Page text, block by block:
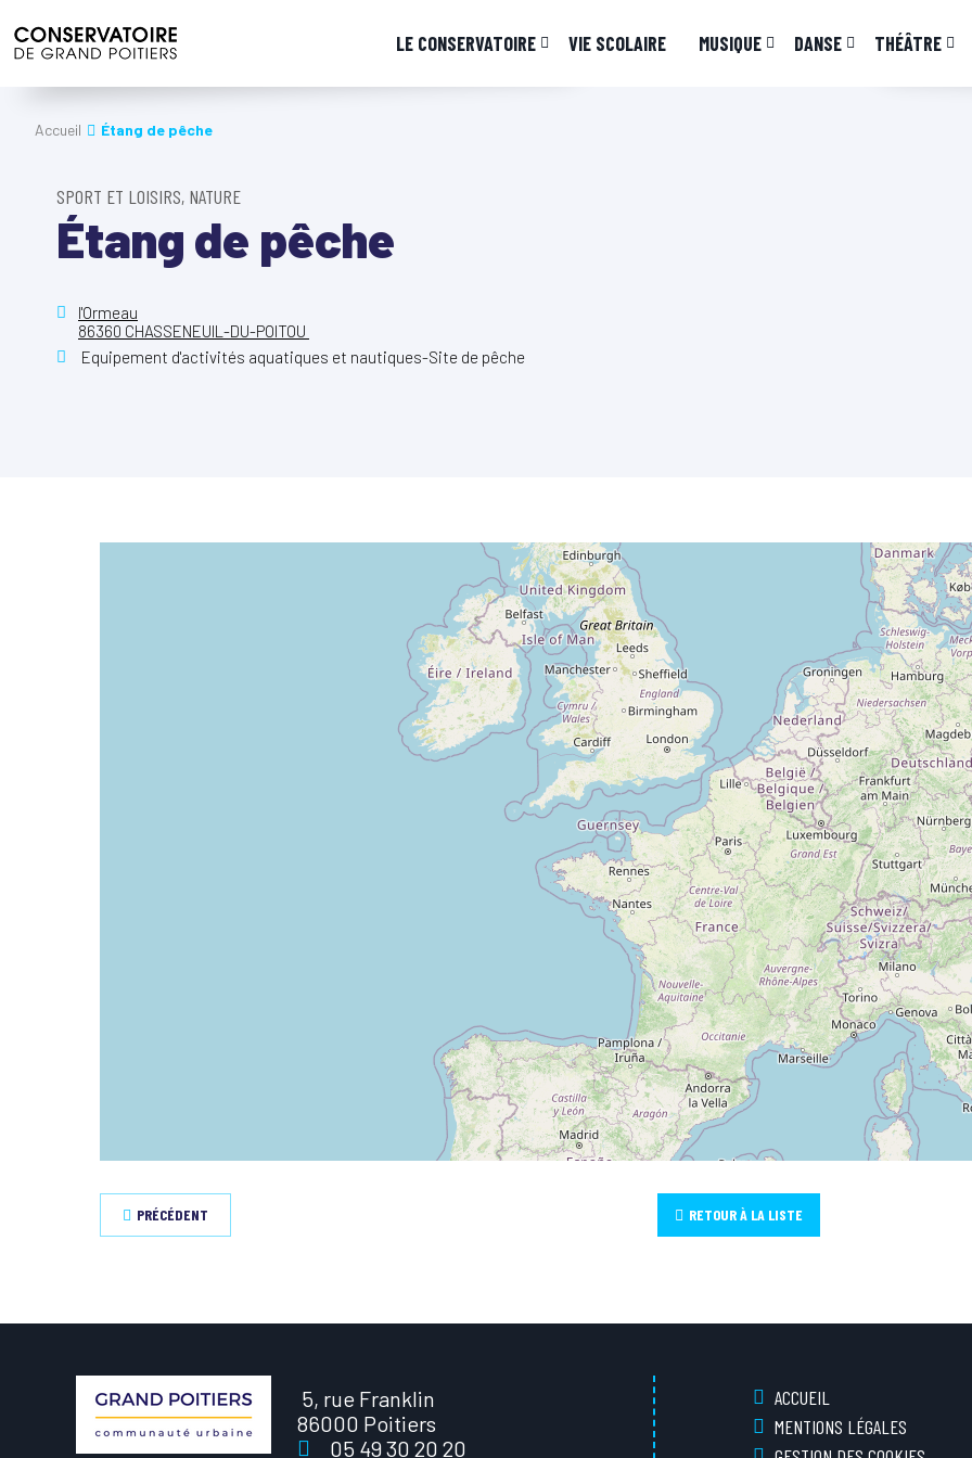
LE CONSERVATOIRE VIE SCOLAIRE MUSIQUE DANSE THÉÂTRE
Accueil Étang de pêche
SPORT ET LOISIRS, NATURE
Étang de pêche
l'Ormeau
86360 CHASSENEUIL-DU-POITOU
Equipement d'activités aquatiques et nautiques-Site de pêche
PRÉCÉDENT RETOUR À LA LISTE
5, rue Franklin
86000 Poitiers
05 49 30 20 20
ACCUEIL
MENTIONS LÉGALES